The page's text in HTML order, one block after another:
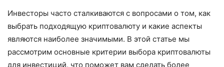
Инвесторы часто сталкиваются с вопросами о том, как
выбрать подходящую криптовалюту и какие аспекты
являются наиболее значимыми. В этой статье мы
рассмотрим основные критерии выбора криптовалюты
для инвестиций, что поможет вам сделать более